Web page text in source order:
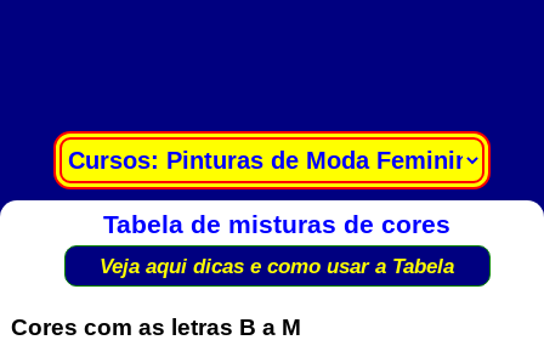
Tabela de misturas de cores
Veja aqui dicas e como usar a Tabela